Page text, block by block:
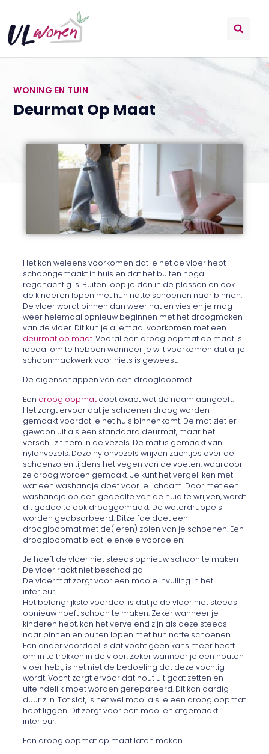
WONING EN TUIN
Deurmat Op Maat
Het kan weleens voorkomen dat je net de vloer hebt
schoongemaakt in huis en dat het buiten nogal
regenachtig is. Buiten loop je dan in de plassen en ook
de kinderen lopen met hun natte schoenen naar binnen.
De vloer wordt binnen dan weer nat en vies en je mag
weer helemaal opnieuw beginnen met het droogmaken
van de vloer. Dit kun je allemaal voorkomen met een
deurmat op maat. Vooral een droogloopmat op maat is
ideaal om te hebben wanneer je wilt voorkomen dat al je
schoonmaakwerk voor niets is geweest.
De eigenschappen van een droogloopmat
Een droogloopmat doet exact wat de naam aangeeft.
Het zorgt ervoor dat je schoenen droog worden
gemaakt voordat je het huis binnenkomt. De mat ziet er
gewoon uit als een standaard deurmat, maar het
verschil zit hem in de vezels. De mat is gemaakt van
nylonvezels. Deze nylonvezels wrijven zachtjes over de
schoenzolen tijdens het vegen van de voeten, waardoor
ze droog worden gemaakt. Je kunt het vergelijken met
wat een washandje doet voor je lichaam. Door met een
washandje op een gedeelte van de huid te wrijven, wordt
dit gedeelte ook drooggemaakt. De waterdruppels
worden geabsorbeerd. Ditzelfde doet een
droogloopmat met de(leren) zolen van je schoenen. Een
droogloopmat biedt je enkele voordelen:
Je hoeft de vloer niet steeds opnieuw schoon te maken
De vloer raakt niet beschadigd
De vloermat zorgt voor een mooie invulling in het
interieur
Het belangrijkste voordeel is dat je de vloer niet steeds
opnieuw hoeft schoon te maken. Zeker wanneer je
kinderen hebt, kan het vervelend zijn als deze steeds
naar binnen en buiten lopen met hun natte schoenen.
Een ander voordeel is dat vocht geen kans meer heeft
om in te trekken in de vloer. Zeker wanneer je een houten
vloer hebt, is het niet de bedoeling dat deze vochtig
wordt. Vocht zorgt ervoor dat hout uit gaat zetten en
uiteindelijk moet worden gerepareerd. Dit kan aardig
duur zijn. Tot slot, is het wel mooi als je een droogloopmat
hebt liggen. Dit zorgt voor een mooi en afgemaakt
interieur.
Een droogloopmat op maat laten maken